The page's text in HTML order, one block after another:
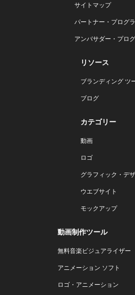
サイトマップ
パートナー・プログ
アンバサダー・プロ
リソース
ブランディング ツ
ブログ
カテゴリー
動画
ロゴ
グラフィック・デ
ウエブサイト
モックアップ
動画制作ツール
無料音楽ビジュアライザー
アニメーション ソフト
ロゴ・アニメーション